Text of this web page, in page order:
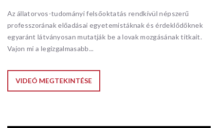
Az állatorvos-tudományi felsőoktatás rendkívül népszerű
professzorának előadásai egyetemistáknak és érdeklődőknek
egyaránt látványosan mutatják be a lovak mozgásának titkait.
Vajon mi a legizgalmasabb...
VIDEÓ MEGTEKINTÉSE